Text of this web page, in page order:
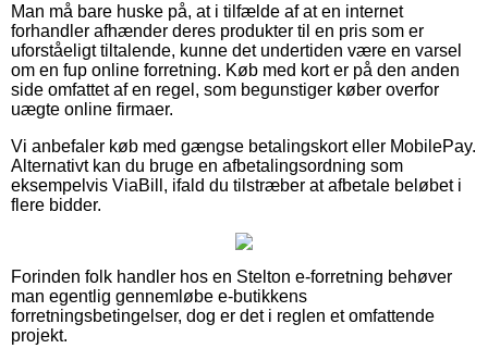
Man må bare huske på, at i tilfælde af at en internet
forhandler afhænder deres produkter til en pris som er
uforståeligt tiltalende, kunne det undertiden være en varsel
om en fup online forretning. Køb med kort er på den anden
side omfattet af en regel, som begunstiger køber overfor
uægte online firmaer.
Vi anbefaler køb med gængse betalingskort eller MobilePay.
Alternativt kan du bruge en afbetalingsordning som
eksempelvis ViaBill, ifald du tilstræber at afbetale beløbet i
flere bidder.
Forinden folk handler hos en Stelton e-forretning behøver
man egentlig gennemløbe e-butikkens
forretningsbetingelser, dog er det i reglen et omfattende
projekt.